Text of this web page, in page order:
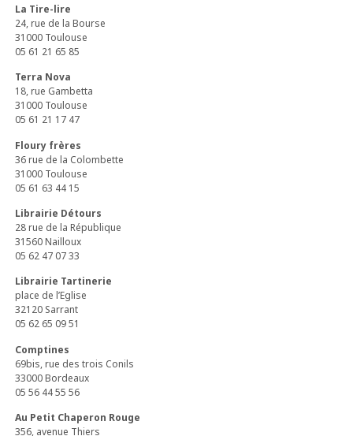
La Tire-lire
24, rue de la Bourse
31000 Toulouse
05 61 21 65 85
Terra Nova
18, rue Gambetta
31000 Toulouse
05 61 21 17 47
Floury frères
36 rue de la Colombette
31000 Toulouse
05 61 63 44 15
Librairie Détours
28 rue de la République
31560 Nailloux
05 62 47 07 33
Librairie Tartinerie
place de l’Eglise
32120 Sarrant
05 62 65 09 51
Comptines
69bis, rue des trois Conils
33000 Bordeaux
05 56 44 55 56
Au Petit Chaperon Rouge
356, avenue Thiers